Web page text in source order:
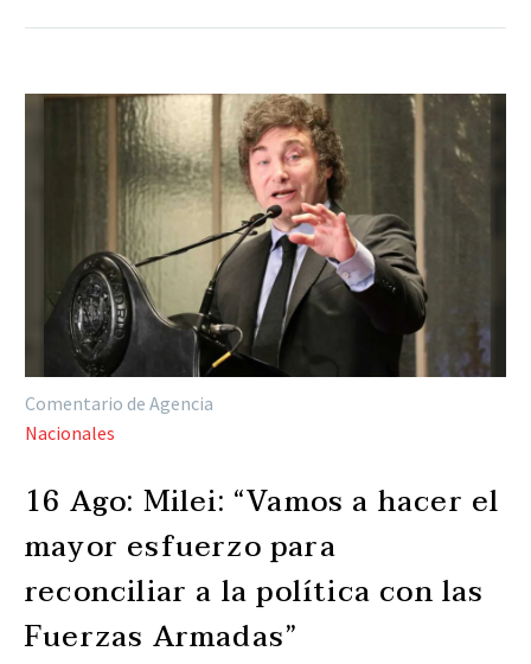
Comentario de Agencia
Nacionales
16 Ago: Milei: “Vamos a hacer el
mayor esfuerzo para
reconciliar a la política con las
Fuerzas Armadas”